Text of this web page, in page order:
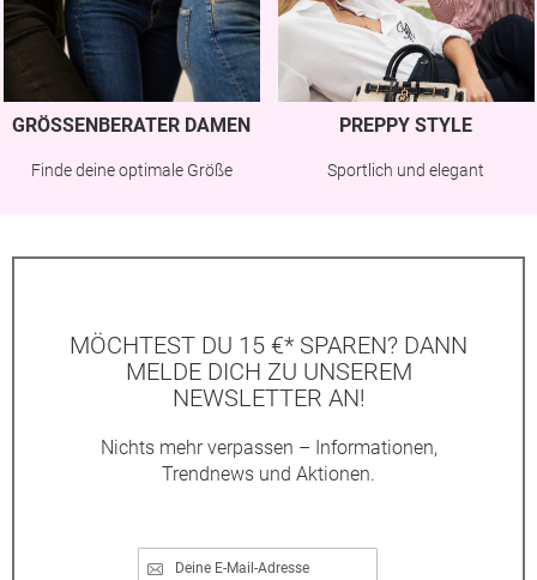
GRÖSSENBERATER DAMEN
Finde deine optimale Größe
PREPPY STYLE
Sportlich und elegant
MÖCHTEST DU 15 €* SPAREN? DANN
MELDE DICH ZU UNSEREM
NEWSLETTER AN!
Nichts mehr verpassen – Informationen,
Trendnews und Aktionen.